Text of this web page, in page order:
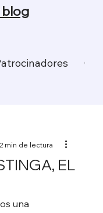
blog
EL
min de lectura
una